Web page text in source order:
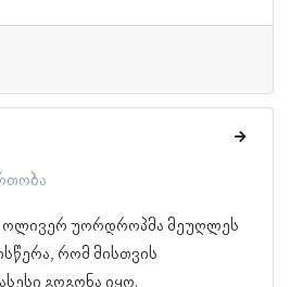
ოლივერ უორდროპმა მეუღლეს
რომ მისთვის
გოგონა იყო.